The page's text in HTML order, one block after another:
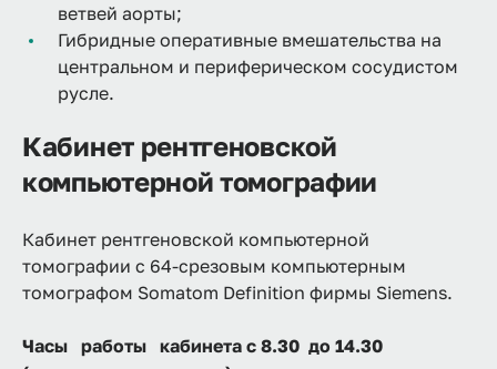
ветвей аорты;
Гибридные оперативные вмешательства на
центральном и периферическом сосудистом
русле.
Кабинет рентгеновской
компьютерной томографии
Кабинет рентгеновской компьютерной
томографии с 64-срезовым компьютерным
томографом Somatom Definition фирмы Siemens.
Часы работы кабинета с 8.30 до 14.30